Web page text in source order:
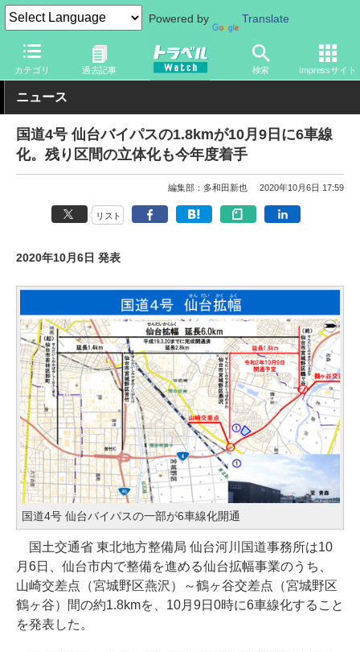
Powered by Translate
カテゴリ 過去記事 検索 Impressサイト
トラベル Watch 地域 国内旅行 東北
ニュース
国道4号 仙台バイパスの1.8kmが10月9日に6車線
化。残り区間の立体化も今年度着手
編集部：多和田新也 2020年10月6日 17:59
リスト
2020年10月6日 発表
国道4号 仙台バイパスの一部が6車線化開通
国土交通省 東北地方整備局 仙台河川国道事務所は10
月6日、仙台市内で整備を進める仙台拡幅事業のうち、
山崎交差点（宮城野区燕沢）～鶴ヶ谷交差点（宮城野区
鶴ヶ谷）間の約1.8kmを、10月9日0時に6車線化すること
を発表した。